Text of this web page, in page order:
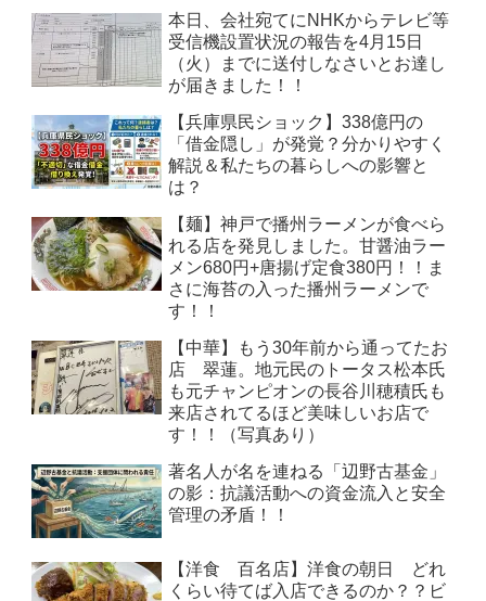
本日、会社宛てにNHKからテレビ等
受信機設置状況の報告を4月15日
（火）までに送付しなさいとお達し
が届きました！！
【兵庫県民ショック】338億円の
「借金隠し」が発覚？分かりやすく
解説＆私たちの暮らしへの影響と
は？
【麺】神戸で播州ラーメンが食べら
れる店を発見しました。甘醤油ラー
メン680円+唐揚げ定食380円！！ま
さに海苔の入った播州ラーメンで
す！！
【中華】もう30年前から通ってたお
店 翠蓮。地元民のトータス松本氏
も元チャンピオンの長谷川穂積氏も
来店されてるほど美味しいお店で
す！！（写真あり）
著名人が名を連ねる「辺野古基金」
の影：抗議活動への資金流入と安全
管理の矛盾！！
【洋食 百名店】洋食の朝日 どれ
くらい待てば入店できるのか？？ビ